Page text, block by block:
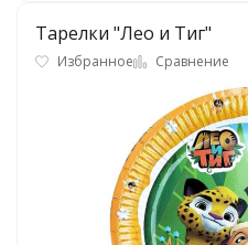
Тарелки "Лео и Тиг"
Избранное Сравнение